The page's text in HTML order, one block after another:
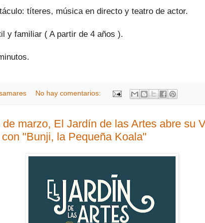
títeres, música en directo y teatro de actor.
y familiar ( A partir de 4 años ).
No hay comentarios:
de marzo, El Jardín de las Artes abre su
"Bunji, la Pequeña Koala"